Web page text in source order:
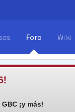
Foro Wiki
¡y más!